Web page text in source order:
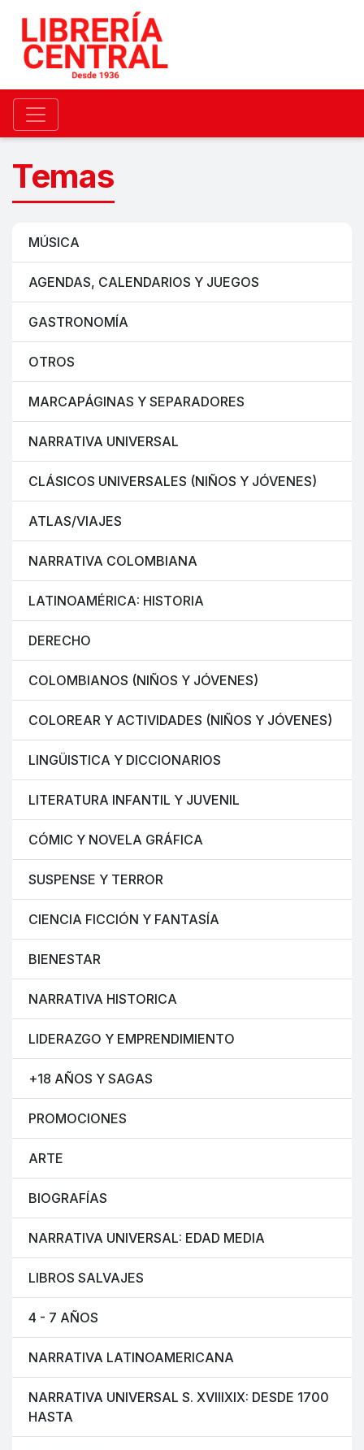
Temas
MÚSICA
AGENDAS, CALENDARIOS Y JUEGOS
GASTRONOMÍA
OTROS
MARCAPÁGINAS Y SEPARADORES
NARRATIVA UNIVERSAL
CLÁSICOS UNIVERSALES (NIÑOS Y JÓVENES)
ATLAS/VIAJES
NARRATIVA COLOMBIANA
LATINOAMÉRICA: HISTORIA
DERECHO
COLOMBIANOS (NIÑOS Y JÓVENES)
COLOREAR Y ACTIVIDADES (NIÑOS Y JÓVENES)
LINGÜISTICA Y DICCIONARIOS
LITERATURA INFANTIL Y JUVENIL
CÓMIC Y NOVELA GRÁFICA
SUSPENSE Y TERROR
CIENCIA FICCIÓN Y FANTASÍA
BIENESTAR
NARRATIVA HISTORICA
LIDERAZGO Y EMPRENDIMIENTO
+18 AÑOS Y SAGAS
PROMOCIONES
ARTE
BIOGRAFÍAS
NARRATIVA UNIVERSAL: EDAD MEDIA
LIBROS SALVAJES
4 - 7 AÑOS
NARRATIVA LATINOAMERICANA
NARRATIVA UNIVERSAL S. XVIIIXIX: DESDE 1700
HASTA